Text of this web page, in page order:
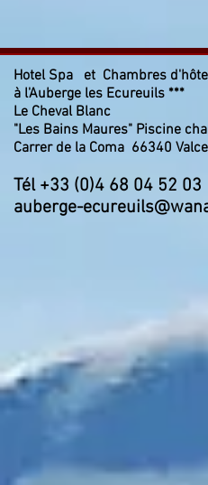
Hotel Spa et Chambres
à l'Auberge les Ecureuils ***
Le Cheval Blanc
"Les Bains Maures" Piscine
Carrer de la Coma 66340
Tél +33 (0)4 68 04 52 03
auberge-